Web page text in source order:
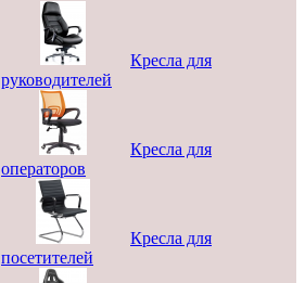
Кресла для
руководителей
Кресла для
операторов
Кресла для
посетителей